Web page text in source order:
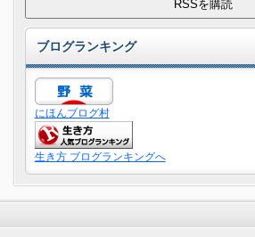
ブログランキング
にほんブログ村
生き方 ブログランキングへ